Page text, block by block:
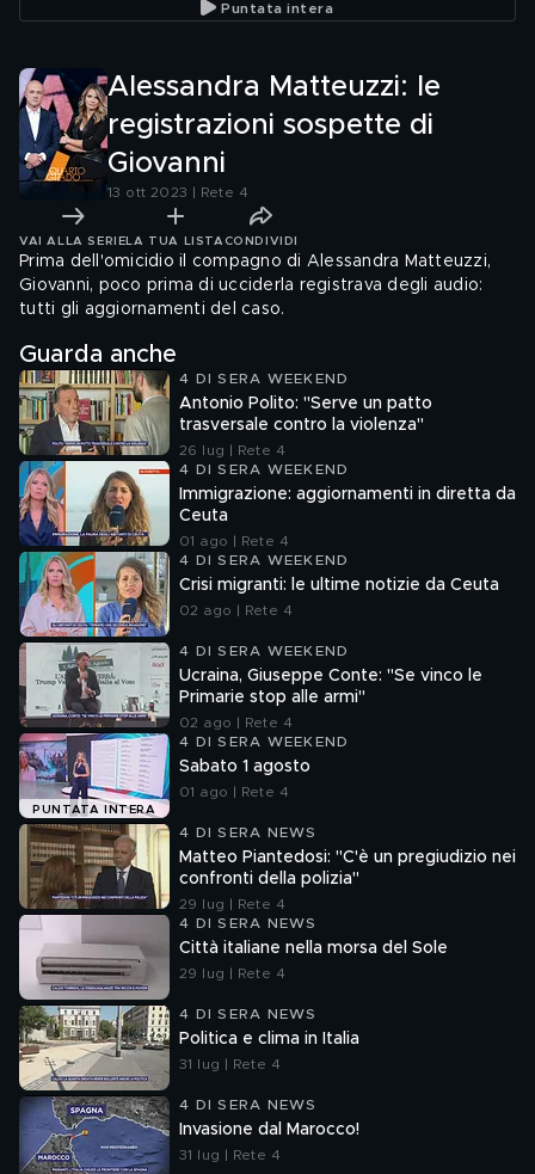
Puntata intera
Alessandra Matteuzzi: le
registrazioni sospette di
Giovanni
13 ott 2023 | Rete 4
VAI ALLA SERIE LA TUA LISTA CONDIVIDI
Prima dell'omicidio il compagno di Alessandra Matteuzzi,
Giovanni, poco prima di ucciderla registrava degli audio:
tutti gli aggiornamenti del caso.
Guarda anche
4 DI SERA WEEKEND
Antonio Polito: "Serve un patto
trasversale contro la violenza"
26 lug | Rete 4
4 DI SERA WEEKEND
Immigrazione: aggiornamenti in diretta da
Ceuta
01 ago | Rete 4
4 DI SERA WEEKEND
Crisi migranti: le ultime notizie da Ceuta
02 ago | Rete 4
4 DI SERA WEEKEND
Ucraina, Giuseppe Conte: "Se vinco le
Primarie stop alle armi"
02 ago | Rete 4
PUNTATA INTERA
4 DI SERA WEEKEND
Sabato 1 agosto
01 ago | Rete 4
4 DI SERA NEWS
Matteo Piantedosi: "C'è un pregiudizio nei
confronti della polizia"
29 lug | Rete 4
4 DI SERA NEWS
Città italiane nella morsa del Sole
29 lug | Rete 4
4 DI SERA NEWS
Politica e clima in Italia
31 lug | Rete 4
4 DI SERA NEWS
Invasione dal Marocco!
31 lug | Rete 4